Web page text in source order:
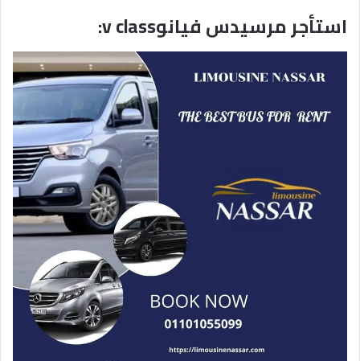
استأجر مرسيدس فيانوv class: